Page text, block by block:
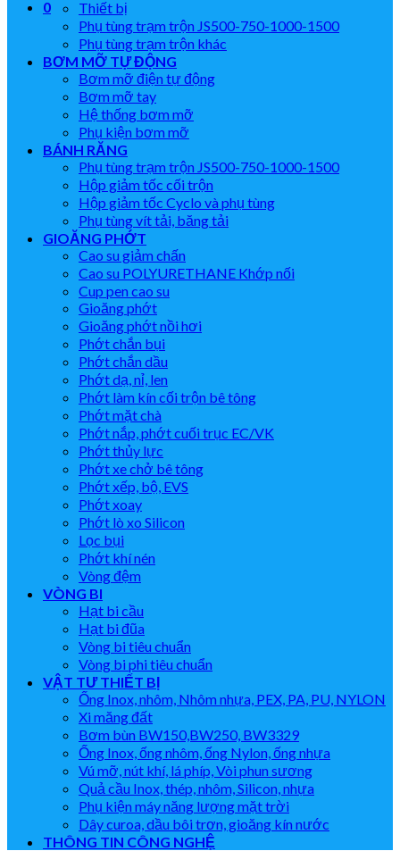
0
Thiết bị
Phụ tùng trạm trộn JS500-750-1000-1500
Phụ tùng trạm trộn khác
BƠM MỠ TỰ ĐỘNG
Bơm mỡ điện tự động
Bơm mỡ tay
Hệ thống bơm mỡ
Phụ kiện bơm mỡ
BÁNH RĂNG
Phụ tùng trạm trộn JS500-750-1000-1500
Hộp giảm tốc cối trộn
Hộp giảm tốc Cyclo và phụ tùng
Phụ tùng vít tải, băng tải
GIOĂNG PHỚT
Cao su giảm chấn
Cao su POLYURETHANE Khớp nối
Cup pen cao su
Gioăng phớt
Gioăng phớt nồi hơi
Phớt chắn bụi
Phớt chắn dầu
Phớt dạ, nỉ, len
Phớt làm kín cối trộn bê tông
Phớt mặt chà
Phớt nắp, phớt cuối trục EC/VK
Phớt thủy lực
Phớt xe chở bê tông
Phớt xếp, bộ, EVS
Phớt xoay
Phớt lò xo Silicon
Lọc bụi
Phớt khí nén
Vòng đệm
VÒNG BI
Hạt bi cầu
Hạt bi đũa
Vòng bi tiêu chuẩn
Vòng bi phi tiêu chuẩn
VẬT TƯ THIẾT BỊ
Ống Inox, nhôm, Nhôm nhựa, PEX, PA, PU, NYLON
Xi măng đất
Bơm bùn BW150,BW250, BW3329
Ống Inox, ống nhôm, ống Nylon, ống nhựa
Vú mỡ, nút khí, lá phíp, Vòi phun sương
Quả cầu Inox, thép, nhôm, Silicon, nhựa
Phụ kiện máy năng lượng mặt trời
Dây curoa, dầu bôi trơn, gioăng kín nước
THÔNG TIN CÔNG NGHỆ